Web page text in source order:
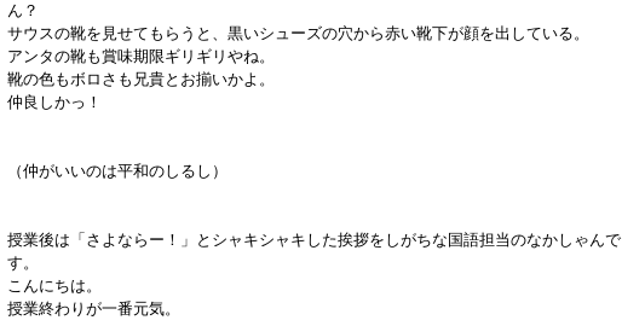
ん？
サウスの靴を見せてもらうと、黒いシューズの穴から赤い靴下が顔を出している。
アンタの靴も賞味期限ギリギリやね。
靴の色もボロさも兄貴とお揃いかよ。
仲良しかっ！
（仲がいいのは平和のしるし）
授業後は「さよならー！」とシャキシャキした挨拶をしがちな国語担当のなかしゃんで
す。
こんにちは。
授業終わりが一番元気。